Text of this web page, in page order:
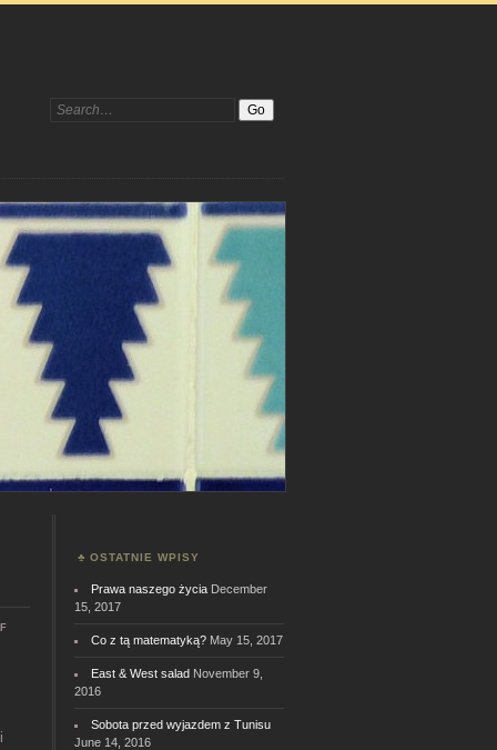
Search:
OSTATNIE WPISY
Prawa naszego życia December
15, 2017
Co z tą matematyką? May 15, 2017
East & West salad November 9,
2016
Sobota przed wyjazdem z Tunisu
June 14, 2016